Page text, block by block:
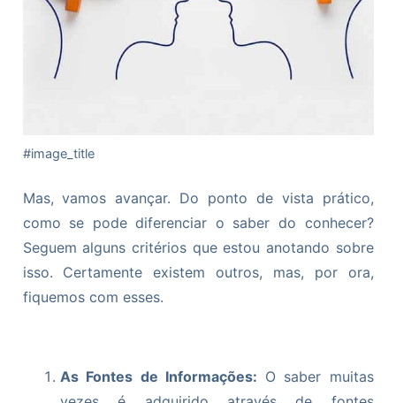
#image_title
Mas, vamos avançar. Do ponto de vista prático,
como se pode diferenciar o saber do conhecer?
Seguem alguns critérios que estou anotando sobre
isso. Certamente existem outros, mas, por ora,
fiquemos com esses.
As Fontes de Informações: O saber muitas